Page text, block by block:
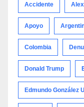
Accidente
Apoyo
Colombia
Donald Trump
Edmundo González